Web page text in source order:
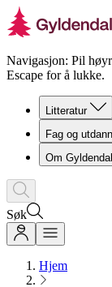
Navigasjon: Pil
Escape for å lukke.
Litteratur
Fag og
Om Gyldendal
Søk
Hjem